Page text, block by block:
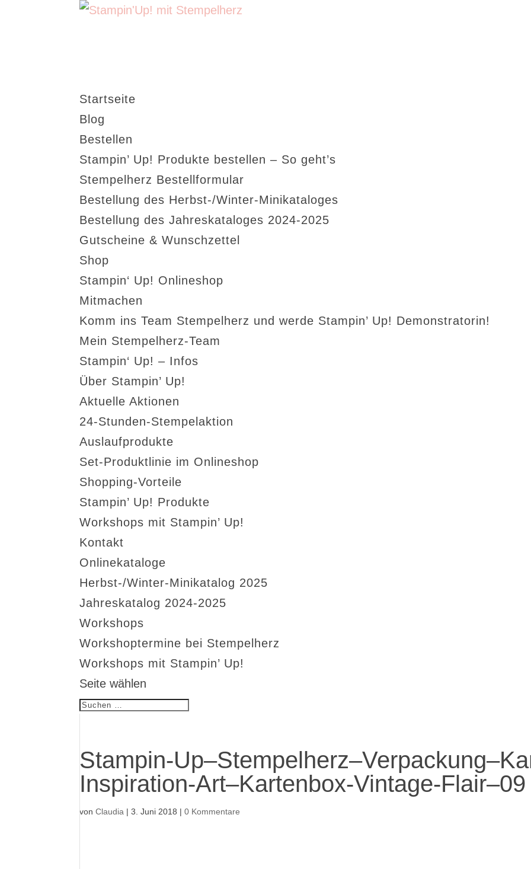
Startseite
Blog
Bestellen
Stampin’ Up! Produkte bestellen – So geht’s
Stempelherz Bestellformular
Bestellung des Herbst-/Winter-Minikataloges
Bestellung des Jahreskataloges 2024-2025
Gutscheine & Wunschzettel
Shop
Stampin‘ Up! Onlineshop
Mitmachen
Komm ins Team Stempelherz und werde Stampin’ Up! Demonstratorin!
Mein Stempelherz-Team
Stampin‘ Up! – Infos
Über Stampin’ Up!
Aktuelle Aktionen
24-Stunden-Stempelaktion
Auslaufprodukte
Set-Produktlinie im Onlineshop
Shopping-Vorteile
Stampin’ Up! Produkte
Workshops mit Stampin’ Up!
Kontakt
Onlinekataloge
Herbst-/Winter-Minikatalog 2025
Jahreskatalog 2024-2025
Workshops
Workshoptermine bei Stempelherz
Workshops mit Stampin’ Up!
Seite wählen
Stampin-
Inspiration-Art–Kartenbox-Vintage-Flair–09
vonClaudia |3. Juni 2018 |0 Kommentare